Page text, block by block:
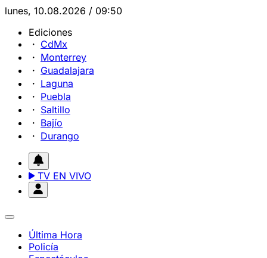
lunes, 10.08.2026 / 09:50
Ediciones
CdMx
Monterrey
Guadalajara
Laguna
Puebla
Saltillo
Bajío
Durango
TV EN VIVO
Última Hora
Policía